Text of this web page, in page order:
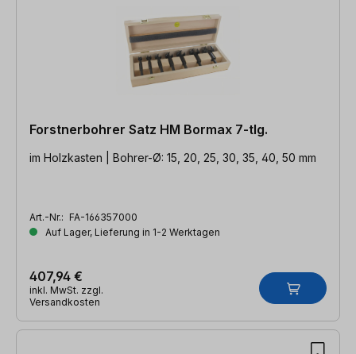
Forstnerbohrer Satz HM Bormax 7-tlg.
im Holzkasten | Bohrer-Ø: 15, 20, 25, 30, 35, 40, 50 mm
Art.-Nr.: FA-166357000
Auf Lager, Lieferung in 1-2 Werktagen
407,94 €
inkl. MwSt. zzgl.
Versandkosten